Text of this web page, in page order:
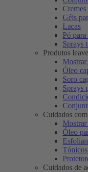
Cremes
Géis
Lacas
Pó
Sprays
Produtos
Óleo
Soro
Sprays
Cuidados
Óleo
Cuidados de